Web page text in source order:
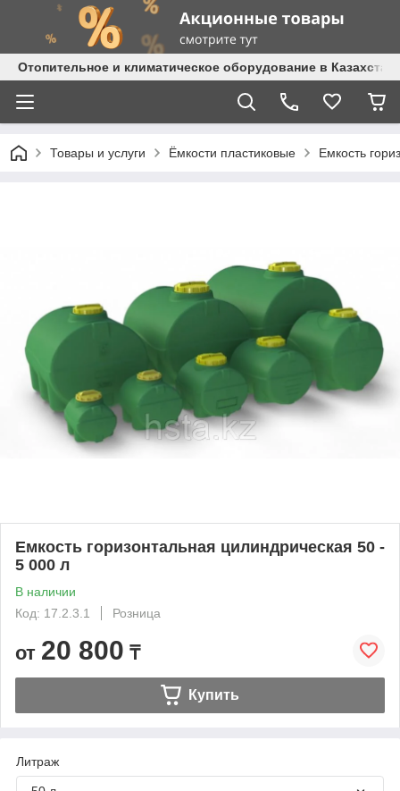
Отопительное и климатическое оборудование в
Товары и услуги Ёмкости пластиковые Емкость
Емкость горизонтальная цилиндрическая 50 -
5 000 л
В наличии
Код: 17.2.3.1
Розница
от 20 800 ₸
Купить
Литраж